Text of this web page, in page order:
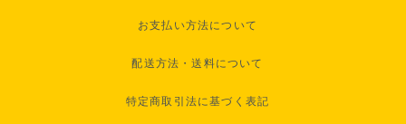
お支払い方法について
配送方法・送料について
特定商取引法に基づく表記